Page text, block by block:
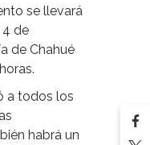
se llevará
de
de Chahué
a todos los
habrá un